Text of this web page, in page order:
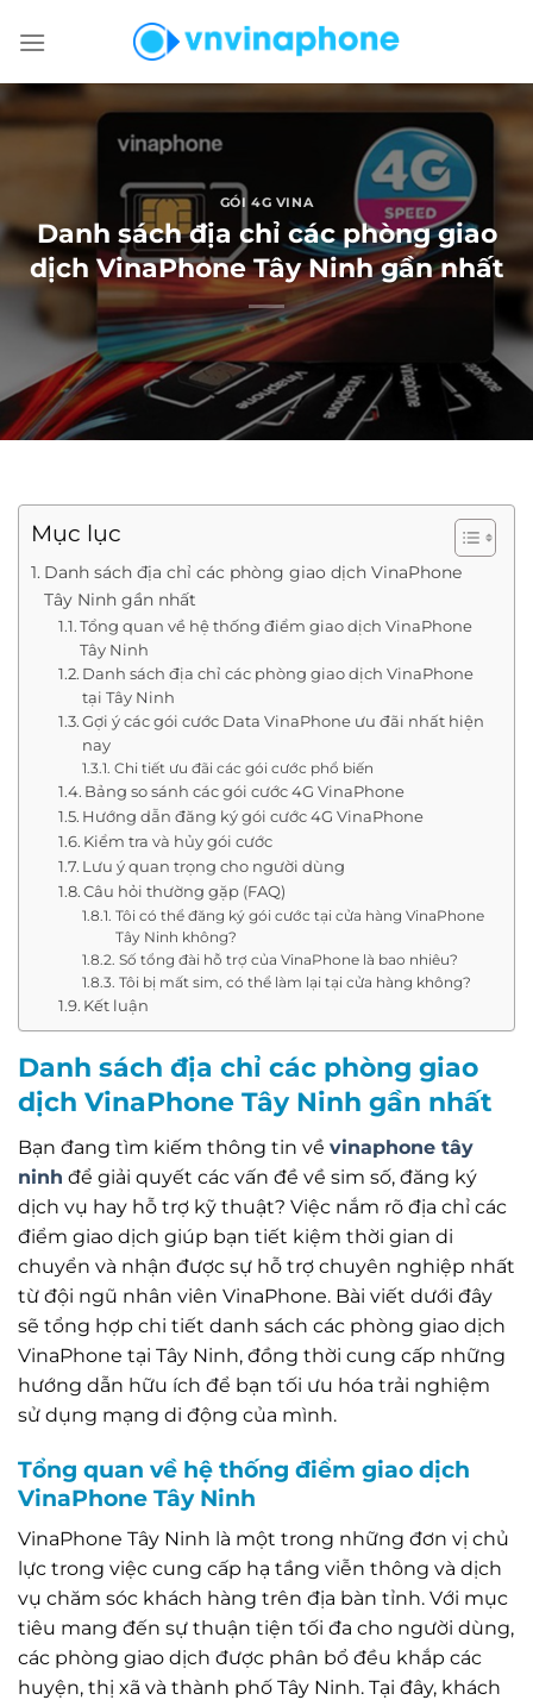
đến
dung
GÓI 4G VINA
Danh sách địa chỉ các phòng giao
dịch VinaPhone Tây Ninh gần nhất
Mục lục
Danh sách địa chỉ các phòng giao dịch VinaPhone
Tây Ninh gần nhất
Tổng quan về hệ thống điểm giao dịch VinaPhone
Tây Ninh
Danh sách địa chỉ các phòng giao dịch VinaPhone
tại Tây Ninh
Gợi ý các gói cước Data VinaPhone ưu đãi nhất hiện
nay
Chi tiết ưu đãi các gói cước phổ biến
Bảng so sánh các gói cước 4G VinaPhone
Hướng dẫn đăng ký gói cước 4G VinaPhone
Kiểm tra và hủy gói cước
Lưu ý quan trọng cho người dùng
Câu hỏi thường gặp (FAQ)
Tôi có thể đăng ký gói cước tại cửa hàng VinaPhone
Tây Ninh không?
Số tổng đài hỗ trợ của VinaPhone là bao nhiêu?
Tôi bị mất sim, có thể làm lại tại cửa hàng không?
Kết luận
Danh sách địa chỉ các phòng giao
dịch VinaPhone Tây Ninh gần nhất
Bạn đang tìm kiếm thông tin về vinaphone tây
ninh để giải quyết các vấn đề về sim số, đăng ký
dịch vụ hay hỗ trợ kỹ thuật? Việc nắm rõ địa chỉ các
điểm giao dịch giúp bạn tiết kiệm thời gian di
chuyển và nhận được sự hỗ trợ chuyên nghiệp nhất
từ đội ngũ nhân viên VinaPhone. Bài viết dưới đây
sẽ tổng hợp chi tiết danh sách các phòng giao dịch
VinaPhone tại Tây Ninh, đồng thời cung cấp những
hướng dẫn hữu ích để bạn tối ưu hóa trải nghiệm
sử dụng mạng di động của mình.
Tổng quan về hệ thống điểm giao dịch
VinaPhone Tây Ninh
VinaPhone Tây Ninh là một trong những đơn vị chủ
lực trong việc cung cấp hạ tầng viễn thông và dịch
vụ chăm sóc khách hàng trên địa bàn tỉnh. Với mục
tiêu mang đến sự thuận tiện tối đa cho người dùng,
các phòng giao dịch được phân bổ đều khắp các
huyện, thị xã và thành phố Tây Ninh. Tại đây, khách